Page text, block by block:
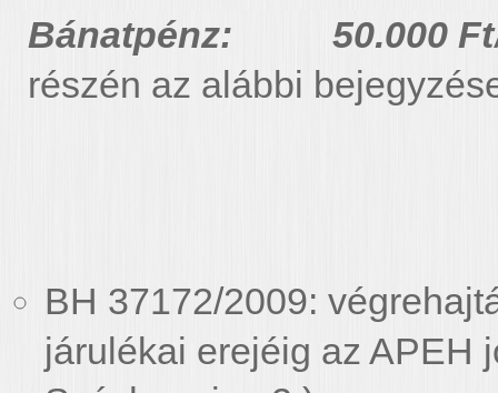
Bánatpénz: 50.000 Ft
részén az alábbi
BH 37172/2009:
járulékai erejéig az APEH